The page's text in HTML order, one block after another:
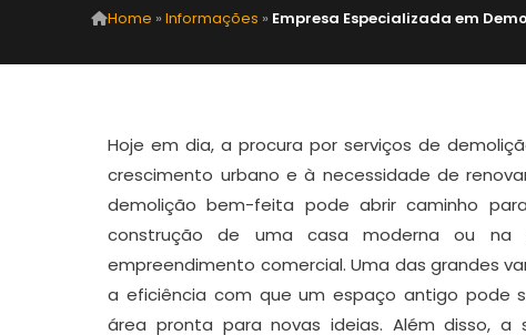
Home »Informações » Empresa Especializada em
Hoje em dia, a procura por serviços de
crescimento urbano e à necessidade de
demolição bem-feita pode abrir caminho
construção de uma casa moderna ou na
empreendimento comercial. Uma das grandes
a eficiência com que um espaço antigo pode
área pronta para novas ideias. Além disso, a